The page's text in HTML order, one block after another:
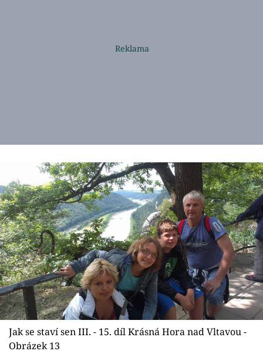
Jak se staví sen III. - 15. díl Krásná Hora nad Vltavou -
Obrázek 13